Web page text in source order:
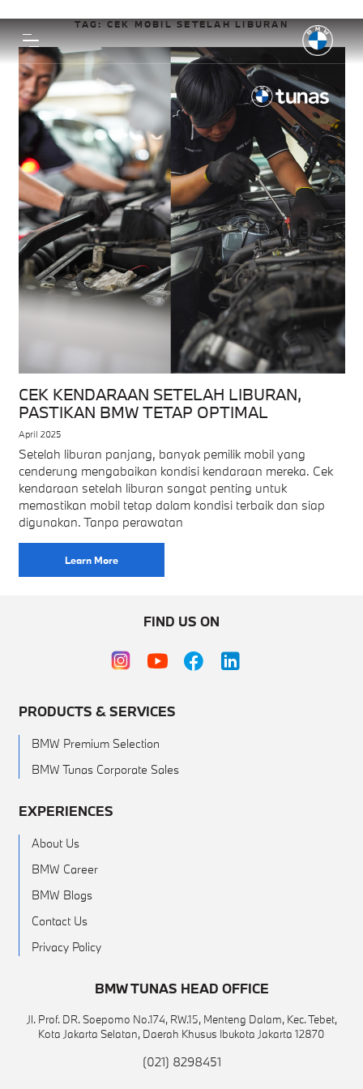
TAG:CEK MOBIL SETELAH LIBURAN
CEK KENDARAAN SETELAH LIBURAN,
PASTIKAN BMW TETAP OPTIMAL
April 2025
Setelah liburan panjang, banyak pemilik mobil yang
cenderung mengabaikan kondisi kendaraan mereka. Cek
kendaraan setelah liburan sangat penting untuk
memastikan mobil tetap dalam kondisi terbaik dan siap
digunakan. Tanpa perawatan
Learn More
FIND US ON
PRODUCTS & SERVICES
BMW Premium Selection
BMW Tunas Corporate Sales
EXPERIENCES
About Us
BMW Career
BMW Blogs
Contact Us
Privacy Policy
BMW TUNAS HEAD OFFICE
Jl. Prof. DR. Soepomo No.174, RW.15, Menteng Dalam, Kec. Tebet,
Kota Jakarta Selatan, Daerah Khusus Ibukota Jakarta 12870
(021) 8298451